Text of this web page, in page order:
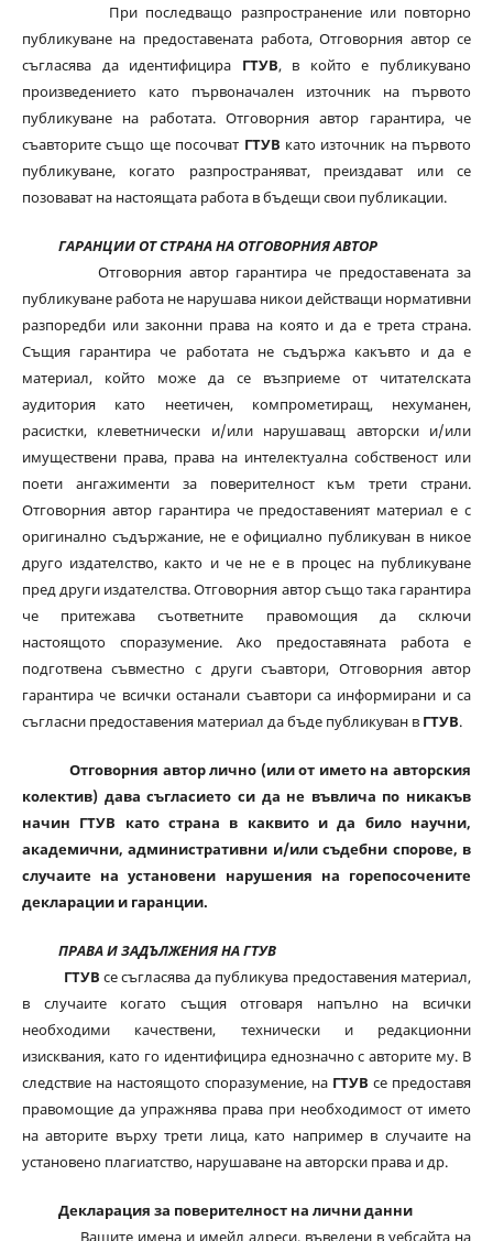
При последващо разпространение или повторно
публикуване на предоставената работа, Отговорния автор се
съгласява да идентифицира ГТУВ, в който е публикувано
произведението като първоначален източник на първото
публикуване на работата. Отговорния автор гарантира, че
съавторите също ще посочват ГТУВ като източник на първото
публикуване, когато разпространяват, преиздават или се
позовават на настоящата работа в бъдещи свои публикации.
ГАРАНЦИИ ОТ СТРАНА НА ОТГОВОРНИЯ АВТОР
Отговорния автор гарантира че предоставената за
публикуване работа не нарушава никои действащи нормативни
разпоредби или законни права на която и да е трета страна.
Същия гарантира че работата не съдържа какъвто и да е
материал, който може да се възприеме от читателската
аудитория като неетичен, компрометиращ, нехуманен,
расистки, клеветнически и/или нарушаващ авторски и/или
имуществени права, права на интелектуална собственост или
поети ангажименти за поверителност към трети страни.
Отговорния автор гарантира че предоставеният материал е с
оригинално съдържание, не е официално публикуван в никое
друго издателство, както и че не е в процес на публикуване
пред други издателства. Отговорния автор също така гарантира
че притежава съответните правомощия да сключи
настоящото споразумение. Ако предоставяната работа е
подготвена съвместно с други съавтори, Отговорния автор
гарантира че всички останали съавтори са информирани и са
съгласни предоставения материал да бъде публикуван в ГТУВ.
Отговорния автор лично (или от името на авторския
колектив) дава съгласието си да не въвлича по никакъв
начин ГТУВ като страна в каквито и да било научни,
академични, административни и/или съдебни спорове, в
случаите на установени нарушения на горепосочените
декларации и гаранции.
ПРАВА И ЗАДЪЛЖЕНИЯ НА ГТУВ
ГТУВ се съгласява да публикува предоставения материал,
в случаите когато същия отговаря напълно на всички
необходими качествени, технически и редакционни
изисквания, като го идентифицира еднозначно с авторите му. В
следствие на настоящото споразумение, на ГТУВ се предоставя
правомощие да упражнява права при необходимост от името
на авторите върху трети лица, като например в случаите на
установено плагиатство, нарушаване на авторски права и др.
Декларация за поверителност на лични данни
Вашите имена и имейл адреси, въведени в уебсайта на